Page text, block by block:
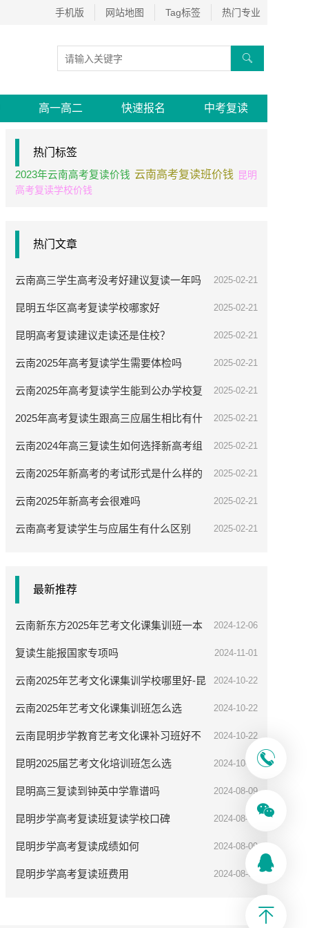
手机版 网站地图 Tag标签 热门专业

高一高二 快速报名 中考复读
热门标签
2023年云南高考复读价钱 云南高考复读班价钱 昆明
高考复读学校价钱
热门文章
云南高三学生高考没考好建议复读一年吗 2025-02-21
昆明五华区高考复读学校哪家好 2025-02-21
昆明高考复读建议走读还是住校？ 2025-02-21
云南2025年高考复读学生需要体检吗 2025-02-21
云南2025年高考复读学生能到公办学校复
读吗
2025-02-21
2025年高考复读生跟高三应届生相比有什
么优势
2025-02-21
云南2024年高三复读生如何选择新高考组
合
2025-02-21
云南2025年新高考的考试形式是什么样的 2025-02-21
云南2025年新高考会很难吗 2025-02-21
云南高考复读学生与应届生有什么区别 2025-02-21
最新推荐
云南新东方2025年艺考文化课集训班一本
率高吗
2024-12-06
复读生能报国家专项吗 2024-11-01
云南2025年艺考文化课集训学校哪里好-昆
明步学教育
2024-10-22
云南2025年艺考文化课集训班怎么选 2024-10-22
云南昆明步学教育艺考文化课补习班好不
好
2024-10-22
昆明2025届艺考文化培训班怎么选 2024-10-08
昆明高三复读到钟英中学靠谱吗 2024-08-09
昆明步学高考复读班复读学校口碑 2024-08-09
昆明步学高考复读成绩如何 2024-08-09
昆明步学高考复读班费用 2024-08-09